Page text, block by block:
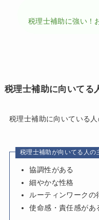
税理士補助に強い！
税理士補助に向いてる
税理士補助に向いている
税理士補助が向いてる人の
協調性がある
細やかな性格
ルーティンワークの
使命感・責任感があ